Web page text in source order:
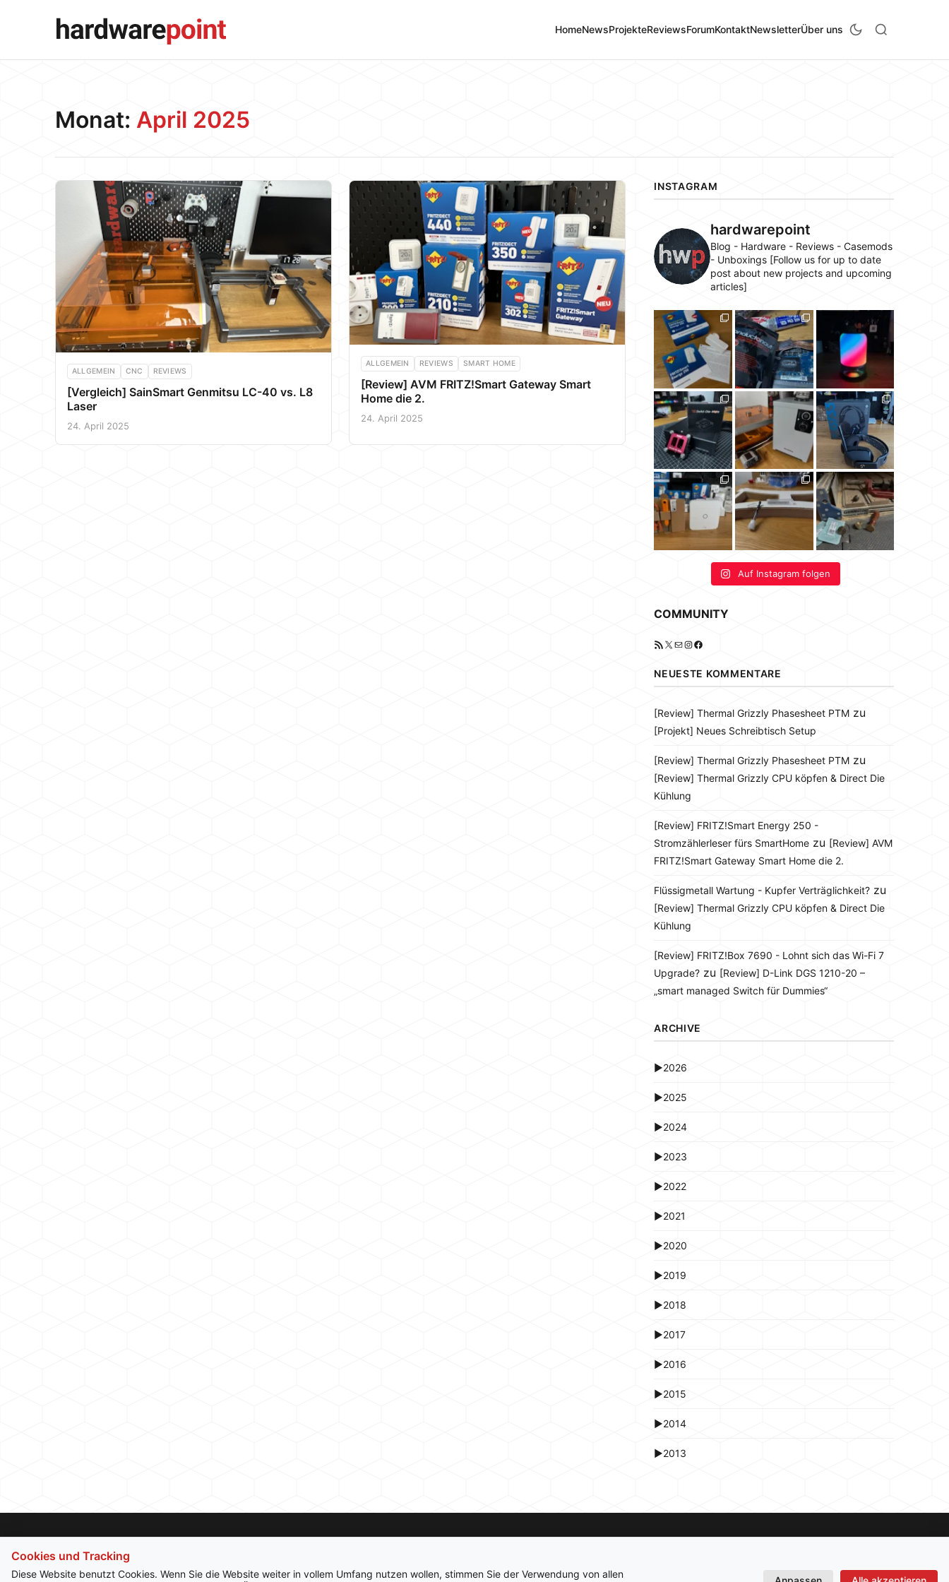
HomeNewsProjekteReviewsForumKontaktNewsletterÜber uns
Monat: April 2025
ALLGEMEIN CNC REVIEWS
[Vergleich] SainSmart Genmitsu LC-40 vs. L8
Laser
24. April 2025
ALLGEMEIN REVIEWS SMART HOME
[Review] AVM FRITZ!Smart Gateway Smart
Home die 2.
24. April 2025
INSTAGRAM
hardwarepoint
Blog - Hardware - Reviews - Casemods
- Unboxings [Follow us for up to date
post about new projects and upcoming
articles]
Auf Instagram folgen
COMMUNITY
RSS-Feed
X E-MailInstagram
Facebook
NEUESTE KOMMENTARE
[Review] Thermal Grizzly Phasesheet PTM zu
[Projekt] Neues Schreibtisch Setup
[Review] Thermal Grizzly Phasesheet PTM zu
[Review] Thermal Grizzly CPU köpfen & Direct Die
Kühlung
[Review] FRITZ!Smart Energy 250 -
Stromzählerleser fürs SmartHome zu [Review] AVM
FRITZ!Smart Gateway Smart Home die 2.
Flüssigmetall Wartung - Kupfer Verträglichkeit? zu
[Review] Thermal Grizzly CPU köpfen & Direct Die
Kühlung
[Review] FRITZ!Box 7690 - Lohnt sich das Wi-Fi 7
Upgrade? zu [Review] D-Link DGS 1210-20 –
„smart managed Switch für Dummies“
ARCHIVE
►2026
►2025
►2024
►2023
►2022
►2021
►2020
►2019
►2018
►2017
►2016
►2015
►2014
►2013
Cookies und Tracking
Diese Website benutzt Cookies. Wenn Sie die Website weiter in vollem Umfang nutzen wollen, stimmen Sie der Verwendung von allen